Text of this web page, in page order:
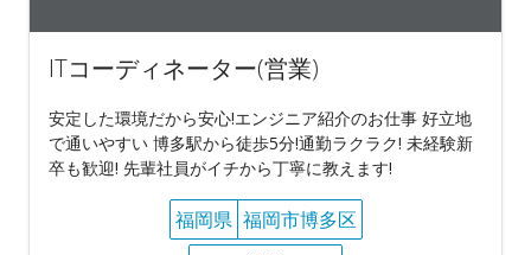
ITコーディネーター(営業)
安定した環境だから安心!エンジニア紹介のお仕事 好立地
で通いやすい 博多駅から徒歩5分!通勤ラクラク! 未経験新
卒も歓迎! 先輩社員がイチから丁寧に教えます!
福岡県 福岡市博多区